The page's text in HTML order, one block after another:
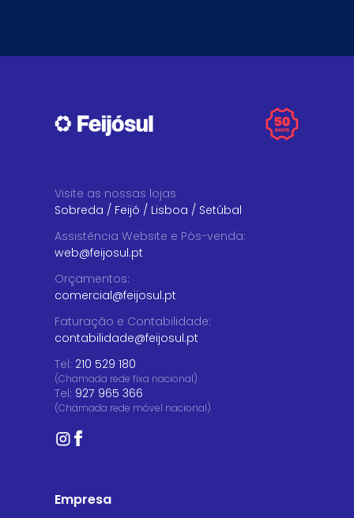
Visite as nossas lojas
Sobreda / Feijó / Lisboa / Setúbal
Assistência Website e Pós-venda:
web@feijosul.pt
Orçamentos:
comercial@feijosul.pt
Faturação e Contabilidade:
contabilidade@feijosul.pt
Tel: 210 529 180
(Chamada rede fixa nacional)
Tel: 927 965 366
(Chamada rede móvel nacional)
Empresa